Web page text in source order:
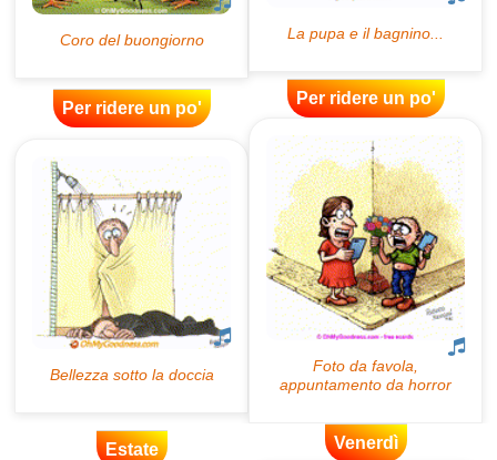
Per ridere un po'
Per ridere un po'
Estate Venerdì